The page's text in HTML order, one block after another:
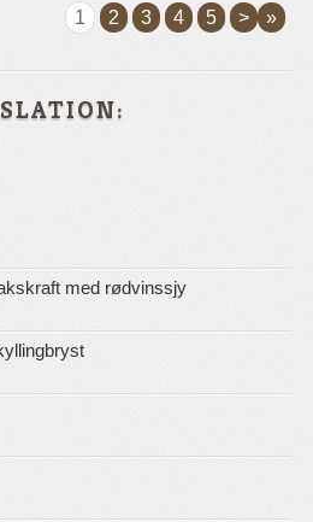
1 2 3 4 5 > »
med rødvinssjy